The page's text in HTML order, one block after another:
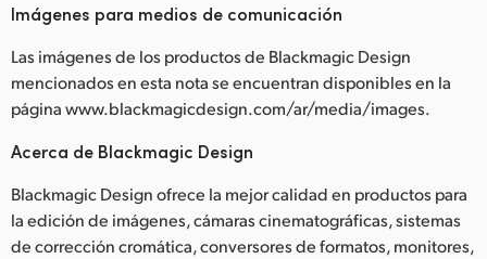
Imágenes para medios de comunicación
Las imágenes de los productos de Blackmagic Design
mencionados en esta nota se encuentran disponibles en la
página www.blackmagicdesign.com/ar/media/images.
Acerca de Blackmagic Design
Blackmagic Design ofrece la mejor calidad en productos para
la edición de imágenes, cámaras cinematográficas, sistemas
de corrección cromática, conversores de formatos, monitores,